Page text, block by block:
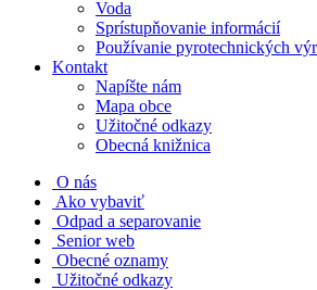
Voda
Sprístupňovanie informácií
Používanie pyrotechnických
Kontakt
Napíšte nám
Mapa obce
Užitočné odkazy
Obecná knižnica
O nás
Ako vybaviť
Odpad a separovanie
Senior web
Obecné oznamy
Užitočné odkazy